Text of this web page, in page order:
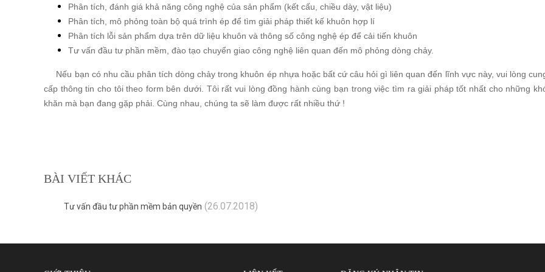
Phân tích, đánh giá khả năng công nghệ của sản phẩm (kết cấu, chiều dày, vật liệu)
Phân tích, mô phỏng toàn bộ quá trình ép để tìm giải pháp thiết kế khuôn hợp lí
Phân tích lỗi sản phẩm dựa trên dữ liệu khuôn và thông số công nghệ ép để cải tiến khuôn
Tư vấn đầu tư phần mềm, đào tạo chuyển giao công nghệ liên quan đến mô phỏng dòng chảy.
Nếu bạn có nhu cầu phân tích dòng chảy trong khuôn ép nhựa hoặc bất cứ câu hỏi gì liên quan đến lĩnh vực này, vui lòng
cấp thông tin cho tôi theo form bên dưới. Tôi rất vui lòng đồng hành cùng bạn trong việc tìm ra giải pháp tốt nhất cho những
khăn mà bạn đang gặp phải. Cùng nhau, chúng ta sẽ làm được rất nhiều thứ !
BÀI VIẾT KHÁC
Tư vấn đầu tư phần mềm bản quyền (26.07.2018)